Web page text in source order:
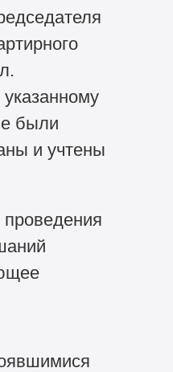
были
и учтены
проведения